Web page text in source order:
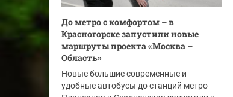
До метро с комфортом – в
Красногорске запустили новые
маршруты проекта «Москва –
Область»
Новые большие современные и
удобные автобусы до станций метро